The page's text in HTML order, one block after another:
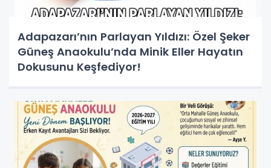
Adapazarı’nın Parlayan Yıldızı: Özel Şeker
Güneş Anaokulu’nda Minik Eller Hayatın
Dokusunu Keşfediyor!